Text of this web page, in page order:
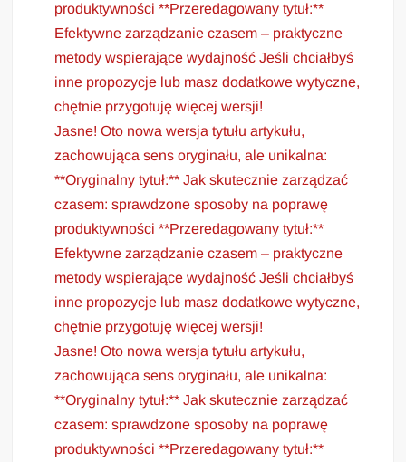
produktywności **Przeredagowany tytuł:**
Efektywne zarządzanie czasem – praktyczne
metody wspierające wydajność Jeśli chciałbyś
inne propozycje lub masz dodatkowe wytyczne,
chętnie przygotuję więcej wersji!
Jasne! Oto nowa wersja tytułu artykułu,
zachowująca sens oryginału, ale unikalna:
**Oryginalny tytuł:** Jak skutecznie zarządzać
czasem: sprawdzone sposoby na poprawę
produktywności **Przeredagowany tytuł:**
Efektywne zarządzanie czasem – praktyczne
metody wspierające wydajność Jeśli chciałbyś
inne propozycje lub masz dodatkowe wytyczne,
chętnie przygotuję więcej wersji!
Jasne! Oto nowa wersja tytułu artykułu,
zachowująca sens oryginału, ale unikalna:
**Oryginalny tytuł:** Jak skutecznie zarządzać
czasem: sprawdzone sposoby na poprawę
produktywności **Przeredagowany tytuł:**